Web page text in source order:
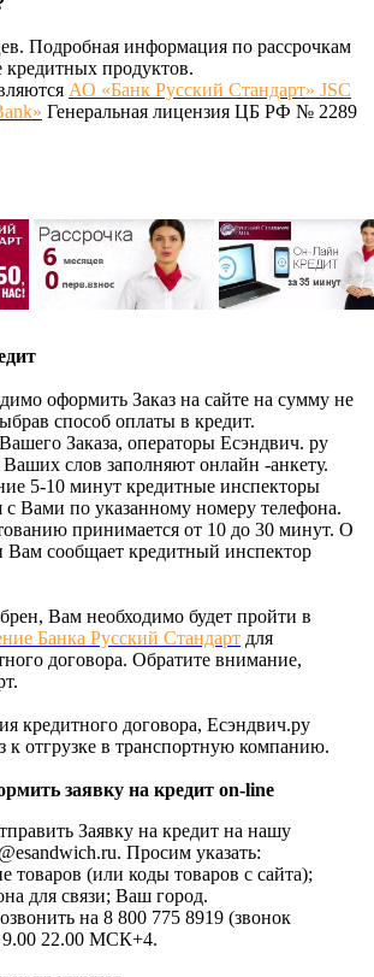
Подробная информация по рассрочкам
продуктов.
АО «Банк Русский Стандарт» JSC
Генеральная лицензия ЦБ РФ № 2289
оформить Заказ на сайте на сумму не
способ оплаты в кредит.
Заказа, операторы Есэндвич. ру
слов заполняют онлайн -анкету.
5-10 минут кредитные инспекторы
с Вами по указанному номеру телефона.
принимается от 10 до 30 минут. О
сообщает кредитный инспектор
Вам необходимо будет пройти в
Банка Русский Стандарт для
договора. Обратите внимание,
кредитного договора, Есэндвич.ру
к отгрузке в транспортную компанию.
заявку на кредит on-line
Заявку на кредит на нашу
Просим указать:
товаров (или коды товаров с сайта);
для связи; Ваш город.
на 8 800 775 8919 (звонок
9.00 22.00 МСК+4.